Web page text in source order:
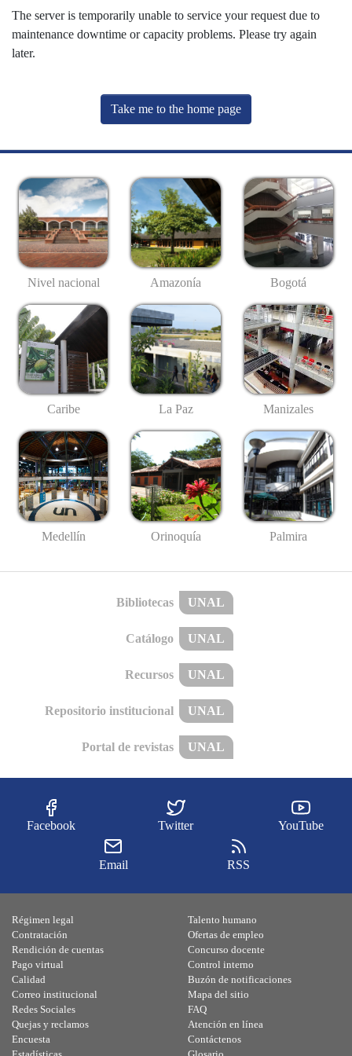
The server is temporarily unable to service your request due to
maintenance downtime or capacity problems. Please try again
later.
Take me to the home page
Nivel nacional Amazonía Bogotá
Caribe La Paz Manizales
Medellín Orinoquía Palmira
Bibliotecas UNAL
Catálogo UNAL
Recursos UNAL
Repositorio institucional UNAL
Portal de revistas UNAL
Facebook Twitter YouTube
Email RSS
Régimen legal
Contratación
Rendición de cuentas
Pago virtual
Calidad
Talento humano
Ofertas de empleo
Concurso docente
Control interno
Buzón de notificaciones
Correo institucional
Redes Sociales
Quejas y reclamos
Encuesta
Mapa del sitio
FAQ
Atención en línea
Contáctenos